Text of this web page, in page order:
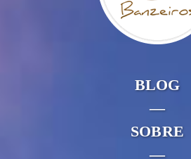
BLOG
—
SOBRE
—